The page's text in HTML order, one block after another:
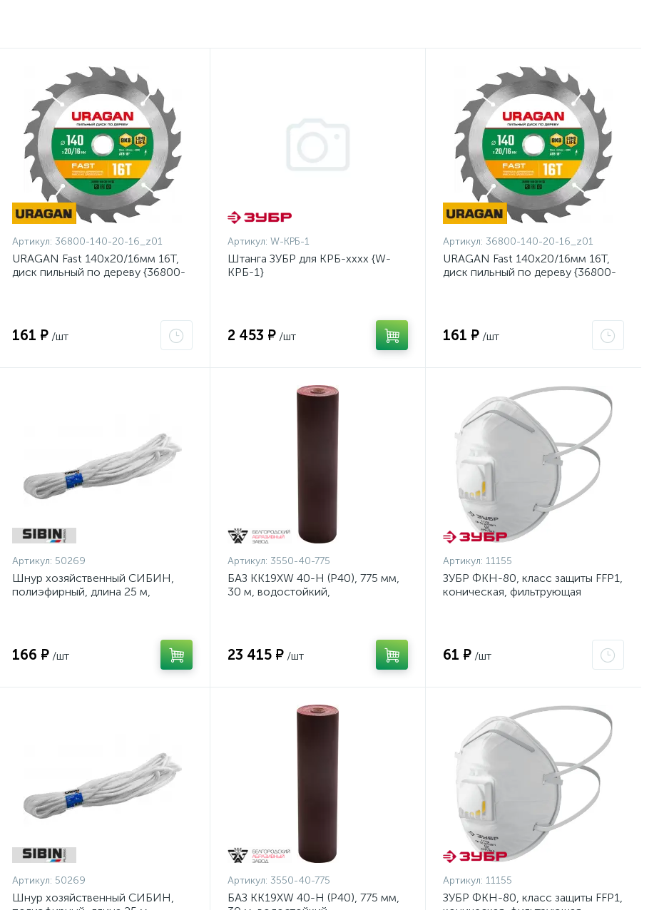
Артикул: 36800-140-20-16_z01
URAGAN Fast 140x20/16мм 16Т,
диск пильный по дереву {36800-
161 ₽ /шт
Артикул: W-КРБ-1
Штанга ЗУБР для КРБ-хххх {W-
КРБ-1}
2 453 ₽ /шт
Артикул: 36800-140-20-16_z01
URAGAN Fast 140x20/16мм 16Т,
диск пильный по дереву {36800-
161 ₽ /шт
Артикул: 50269
Шнур хозяйственный СИБИН,
полиэфирный, длина 25 м,
166 ₽ /шт
Артикул: 3550-40-775
БАЗ KK19XW 40-H (Р40), 775 мм,
30 м, водостойкий,
23 415 ₽ /шт
Артикул: 11155
ЗУБР ФКН-80, класс защиты FFP1,
коническая, фильтрующая
61 ₽ /шт
Артикул: 50269
Шнур хозяйственный СИБИН,
Артикул: 3550-40-775
БАЗ KK19XW 40-H (Р40), 775 мм,
Артикул: 11155
ЗУБР ФКН-80, класс защиты FFP1,